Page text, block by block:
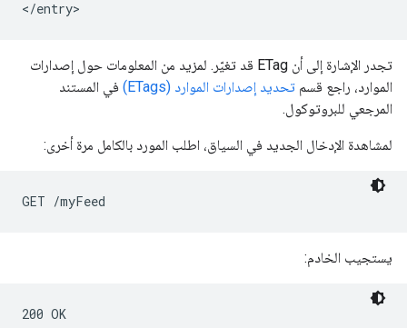
تجدر الإشارة إلى أن ETag قد تغيّر. لمزيد من المعلومات حول إصدارات
الموارد، راجع قسم تحديد إصدارات الموارد (ETags)
في المستند
المرجعي للبروتوكول.
لمشاهدة الإدخال الجديد في السياق، اطلب المورد بالكامل مرة أخرى:
يستجيب الخادم:
200 OK